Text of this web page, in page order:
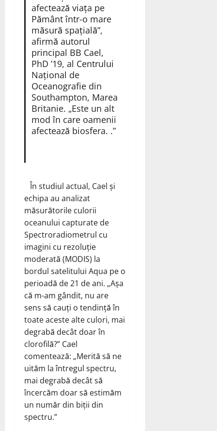
afectează viața pe
Pământ într-o mare
măsură spațială”,
afirmă autorul
principal BB Cael,
PhD ’19, al Centrului
Național de
Oceanografie din
Southampton, Marea
Britanie. „Este un alt
mod în care oamenii
afectează biosfera. .”
În studiul actual, Cael și
echipa au analizat
măsurătorile culorii
oceanului capturate de
Spectroradiometrul cu
imagini cu rezoluție
moderată (MODIS) la
bordul satelitului Aqua pe o
perioadă de 21 de ani. „Așa
că m-am gândit, nu are
sens să cauți o tendință în
toate aceste alte culori, mai
degrabă decât doar în
clorofilă?” Cael
comentează: „Merită să ne
uităm la întregul spectru,
mai degrabă decât să
încercăm doar să estimăm
un număr din biții din
spectru.”